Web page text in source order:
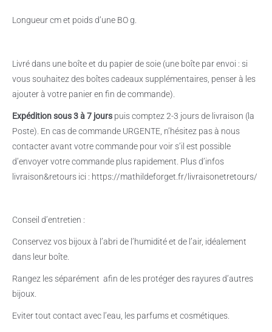
Longueur cm et poids d’une BO g.
Livré dans une boîte et du papier de soie (une boîte par envoi : si
vous souhaitez des boîtes cadeaux supplémentaires, penser à les
ajouter à votre panier en fin de commande).
Expédition sous 3 à 7 jours puis comptez 2-3 jours de livraison (la
Poste). En cas de commande URGENTE, n’hésitez pas à nous
contacter avant votre commande pour voir s’il est possible
d’envoyer votre commande plus rapidement. Plus d’infos
livraison&retours ici : https://mathildeforget.fr/livraisonetretours/
Conseil d’entretien :
Conservez vos bijoux à l’abri de l’humidité et de l’air, idéalement
dans leur boîte.
Rangez les séparément afin de les protéger des rayures d’autres
bijoux.
Eviter tout contact avec l’eau, les parfums et cosmétiques.